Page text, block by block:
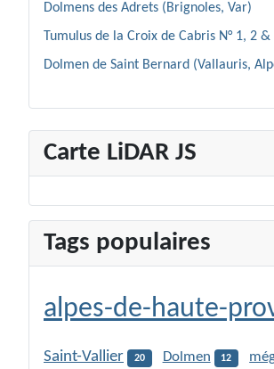
Dolmens des Adrets (Brignoles, Var)
Tumulus de la Croix de Cabris N° 1, 2
Dolmen de Saint Bernard (Vallauris,
Carte LiDAR JS
Tags populaires
alpes-de-haute-
Saint-Vallier 20 Dolmen 12